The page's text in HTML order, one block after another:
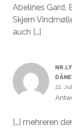
Abelines Gard,
Skjern
auch […]
22.
[…] mehreren